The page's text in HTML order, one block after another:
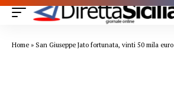
Home » San Giuseppe Jato fortunata, vinti 50 mila euro